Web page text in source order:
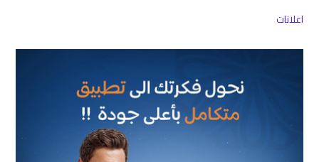
اعلانات